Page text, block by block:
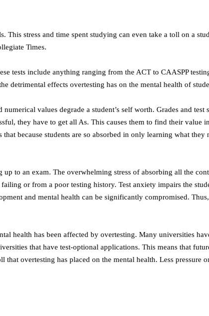
stress and time spent studying can even take a toll on a
Times.
tests include anything ranging from the ACT to CAASPP
detrimental effects overtesting has on the mental health of
values degrade a student’s self worth. Grades and test
they have to get all As. This causes them to find their value
because students are so absorbed in only learning what
to an exam. The overwhelming stress of absorbing all the
or from a poor testing history. Test anxiety impairs the
and mental health can be significantly compromised.
health has been affected by overtesting. Many universities
that have test-optional applications. This means that
overtesting has placed on the mental health. Less pressure